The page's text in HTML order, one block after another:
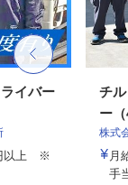
イバー
以上 ※
チ
ー（
株式
月
手